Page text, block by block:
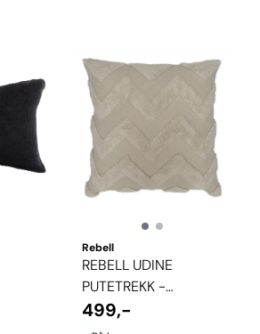
Rebell
REBELL UDINE
PUTETREKK -
GARDENIA
499,-